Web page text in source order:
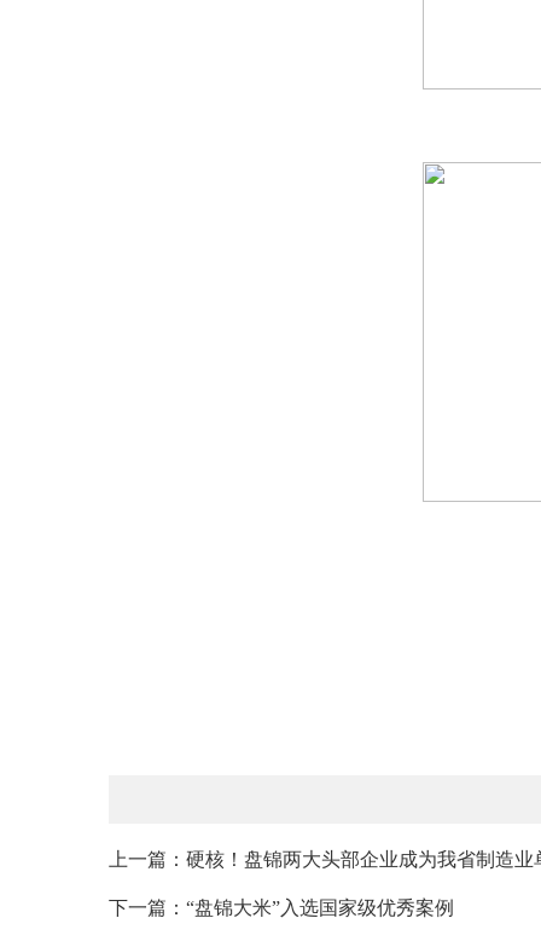
上一篇：硬核！盘锦两大头部企业成为我省制造业
下一篇：“盘锦大米”入选国家级优秀案例